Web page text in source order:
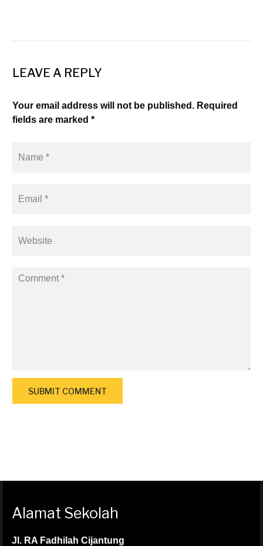
LEAVE A REPLY
Your email address will not be published. Required
fields are marked *
Alamat Sekolah
Jl. RA Fadhilah Cijantung